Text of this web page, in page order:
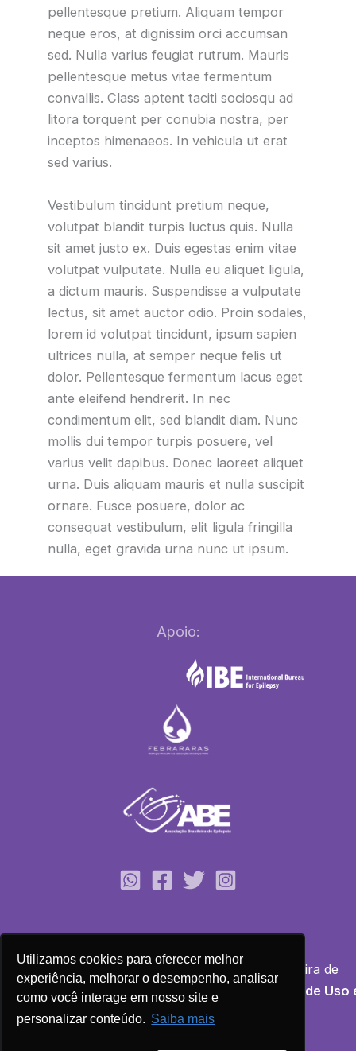
Utilizamos cookies para oferecer melhor
experiência, melhorar o desempenho, analisar
como você interage em nosso site e
personalizar conteúdo. Saiba mais
pellentesque pretium. Aliquam tempor
neque eros, at dignissim orci accumsan
sed. Nulla varius feugiat rutrum. Mauris
pellentesque metus vitae fermentum
convallis. Class aptent taciti sociosqu ad
litora torquent per conubia nostra, per
inceptos himenaeos. In vehicula ut erat
sed varius.
Vestibulum tincidunt pretium neque,
volutpat blandit turpis luctus quis. Nulla
sit amet justo ex. Duis egestas enim vitae
volutpat vulputate. Nulla eu aliquet ligula,
a dictum mauris. Suspendisse a vulputate
lectus, sit amet auctor odio. Proin sodales,
lorem id volutpat tincidunt, ipsum sapien
ultrices nulla, at semper neque felis ut
dolor. Pellentesque fermentum lacus eget
ante eleifend hendrerit. In nec
condimentum elit, sed blandit diam. Nunc
mollis dui tempor turpis posuere, vel
varius velit dapibus. Donec laoreet aliquet
urna. Duis aliquam mauris et nulla suscipit
ornare. Fusce posuere, dolor ac
consequat vestibulum, elit ligula fringilla
nulla, eget gravida urna nunc ut ipsum.
Apoio:
Copyright © 2026 ABE - Associação Brasileira de
Epilepsia | Todos os direitos reservados.
Termo de Uso
Política de Privacidade